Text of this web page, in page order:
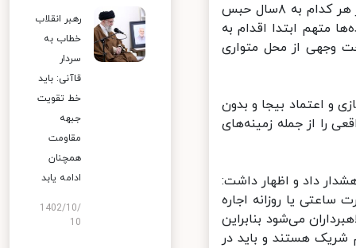
گونه‌ای که فقط در یکی از شعبات کیفری استان ۶فقره پرونده داشته و در هر کدام به ۸سال حبس
اکثر پرونده‌ها متهم ابتدا اقدام به
وجهی از محل متواری
اعتماد بیجا و بدون
را از جمله زمینه‌های
داد و اظهار داشت:
یا روزانه اجاره
می‌شود بنابراین
هستند و باید در
رهبر انقلاب
خطاب به
سردار
قاآنی: باید
خط تقویت
جبهه
مقاومت
همچنان
ادامه یابد
1402/10/
10